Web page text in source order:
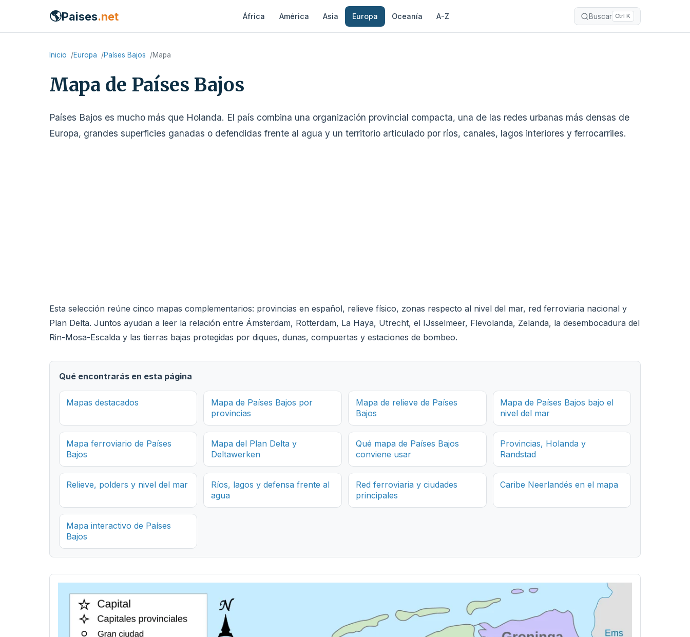
🌎Paises.net África América Asia Europa Oceanía A-Z Buscar Ctrl K
Inicio Europa Países Bajos Mapa
Mapa de Países Bajos
Países Bajos es mucho más que Holanda. El país combina una organización provincial compacta, una de las redes urbanas más densas de
Europa, grandes superficies ganadas o defendidas frente al agua y un territorio articulado por ríos, canales, lagos interiores y ferrocarriles.
Esta selección reúne cinco mapas complementarios: provincias en español, relieve físico, zonas respecto al nivel del mar, red ferroviaria nacional y
Plan Delta. Juntos ayudan a leer la relación entre Ámsterdam, Rotterdam, La Haya, Utrecht, el IJsselmeer, Flevolanda, Zelanda, la desembocadura del
Rin-Mosa-Escalda y las tierras bajas protegidas por diques, dunas, compuertas y estaciones de bombeo.
Qué encontrarás en esta página
Mapas destacados
Mapa de Países Bajos por
provincias
Mapa de relieve de Países
Bajos
Mapa de Países Bajos bajo el
nivel del mar
Mapa ferroviario de Países
Bajos
Mapa del Plan Delta y
Deltawerken
Qué mapa de Países Bajos
conviene usar
Provincias, Holanda y
Randstad
Relieve, polders y nivel del mar
Ríos, lagos y defensa frente al
agua
Red ferroviaria y ciudades
principales
Caribe Neerlandés en el mapa
Mapa interactivo de Países
Bajos